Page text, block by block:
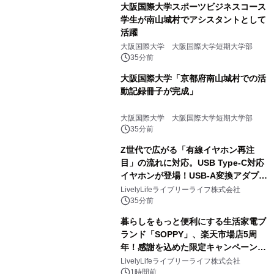
アーティストを フィーチャーしたアニ
メーションを公開～
大阪国際大学スポーツビジネスコース
学生が南山城村でアシスタントとして
活躍
大阪国際大学 大阪国際大学短期大学部
35分前
大阪国際大学「京都府南山城村での活
動記録冊子が完成」
大阪国際大学 大阪国際大学短期大学部
35分前
Z世代で広がる「有線イヤホン再注
目」の流れに対応。USB Type-C対応
イヤホンが登場！USB-A変換アダプタ
ー付きでスマホからパソコンまで幅広
く活用可能
LivelyLifeライブリーライフ株式会社
35分前
暮らしをもっと便利にする生活家電ブ
ランド「SOPPY」、楽天市場店5周
年！感謝を込めた限定キャンペーンを
8月10日より開催
LivelyLifeライブリーライフ株式会社
1時間前